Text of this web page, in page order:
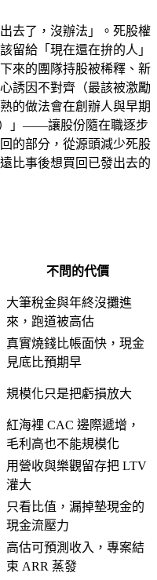
去了，沒辦法」。死股權
留給「現在還在拚的人」
來的團隊持股被稀釋、新
誘因不對齊（最該被激勵
的做法會在創辦人與早期
）」——讓股份隨在職逐步
的部分，從源頭減少死股
比事後想買回已發出去的
不問的代價
大筆稅金與年終沒攤進
來，跑道被高估
真實燒錢比帳面快，現金
見底比預期早
規模化只是把虧損放大
紅海裡 CAC 邊際遞增，
毛利高也不能規模化
用營收與樂觀留存把 LTV
灌大
只看比值，漏掉墊現金的
現金流壓力
高估可預測收入，專案結
束 ARR 蒸發